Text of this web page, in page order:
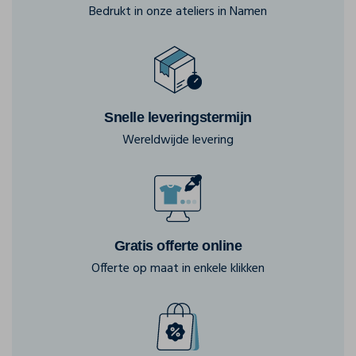
Bedrukt in onze ateliers in Namen
Snelle leveringstermijn
Wereldwijde levering
Gratis offerte online
Offerte op maat in enkele klikken